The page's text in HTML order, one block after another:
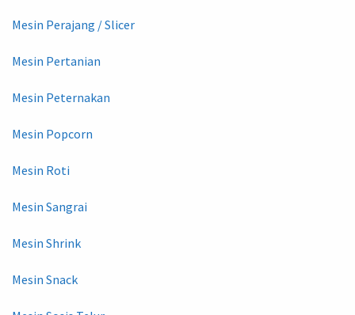
Mesin Perajang / Slicer
Mesin Pertanian
Mesin Peternakan
Mesin Popcorn
Mesin Roti
Mesin Sangrai
Mesin Shrink
Mesin Snack